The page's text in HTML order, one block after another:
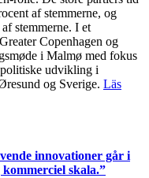
af stemmerne, og
stemmerne. I et
Copenhagen og
i Malmø med fokus
politiske udvikling i
og Sverige. Läs
innovationer går i
kommerciel skala.”